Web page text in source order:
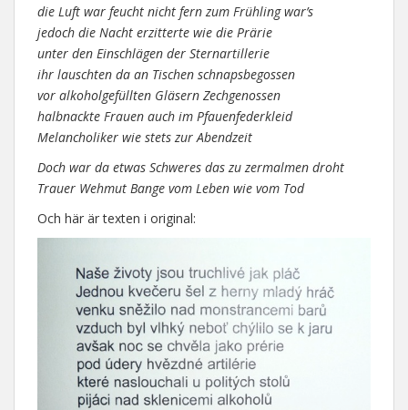
die Luft war feucht nicht fern zum Frühling war’s
jedoch die Nacht erzitterte wie die Prärie
unter den Einschlägen der Sternartillerie
ihr lauschten da an Tischen schnapsbegossen
vor alkoholgefüllten Gläsern Zechgenossen
halbnackte Frauen auch im Pfauenfederkleid
Melancholiker wie stets zur Abendzeit
Doch war da etwas Schweres das zu zermalmen droht
Trauer Wehmut Bange vom Leben wie vom Tod
Och här är texten i original: